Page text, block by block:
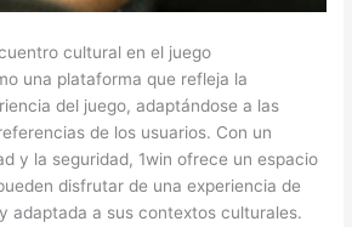
cultural en el juego
una plataforma que refleja la
del juego, adaptándose a las
de los usuarios. Con un
y la seguridad, 1win ofrece un espacio
disfrutar de una experiencia de
adaptada a sus contextos culturales.